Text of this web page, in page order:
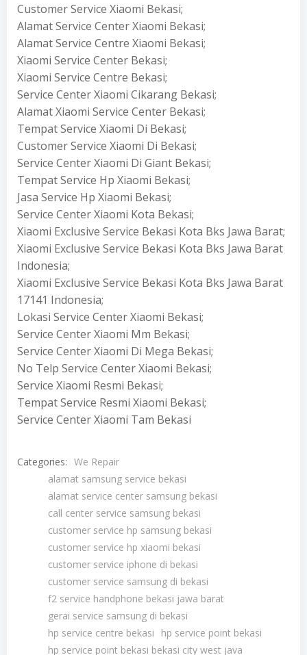
Customer Service Xiaomi Bekasi;
Alamat Service Center Xiaomi Bekasi;
Alamat Service Centre Xiaomi Bekasi;
Xiaomi Service Center Bekasi;
Xiaomi Service Centre Bekasi;
Service Center Xiaomi Cikarang Bekasi;
Alamat Xiaomi Service Center Bekasi;
Tempat Service Xiaomi Di Bekasi;
Customer Service Xiaomi Di Bekasi;
Service Center Xiaomi Di Giant Bekasi;
Tempat Service Hp Xiaomi Bekasi;
Jasa Service Hp Xiaomi Bekasi;
Service Center Xiaomi Kota Bekasi;
Xiaomi Exclusive Service Bekasi Kota Bks Jawa Barat;
Xiaomi Exclusive Service Bekasi Kota Bks Jawa Barat
Indonesia;
Xiaomi Exclusive Service Bekasi Kota Bks Jawa Barat
17141 Indonesia;
Lokasi Service Center Xiaomi Bekasi;
Service Center Xiaomi Mm Bekasi;
Service Center Xiaomi Di Mega Bekasi;
No Telp Service Center Xiaomi Bekasi;
Service Xiaomi Resmi Bekasi;
Tempat Service Resmi Xiaomi Bekasi;
Service Center Xiaomi Tam Bekasi
Categories: We Repair
alamat samsung service bekasi
alamat service center samsung bekasi
call center service samsung bekasi
customer service hp samsung bekasi
customer service hp xiaomi bekasi
customer service iphone di bekasi
customer service samsung di bekasi
f2 service handphone bekasi jawa barat
gerai service samsung di bekasi
hp service centre bekasi
hp service point bekasi
hp service point bekasi bekasi city west java